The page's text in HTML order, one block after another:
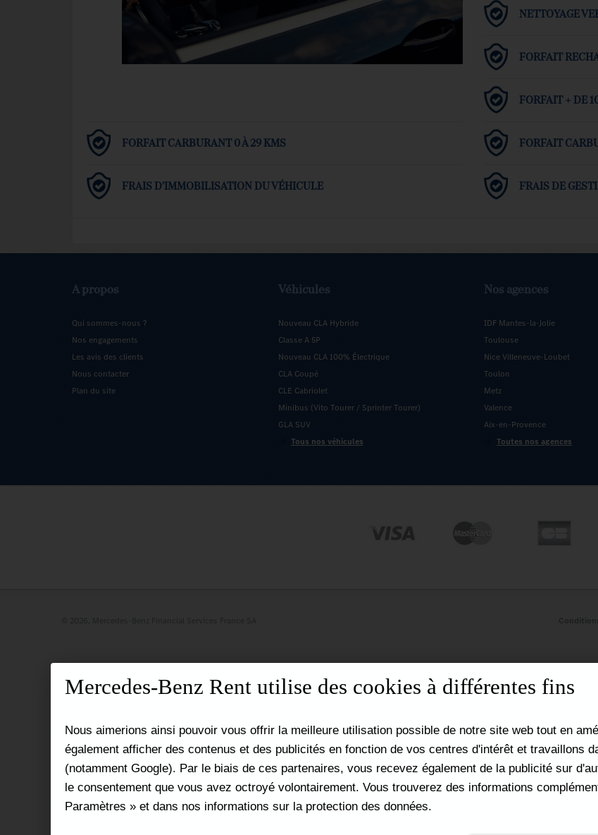
NETTOYAGE
FORFAIT
FORFAIT + DE
FORFAIT CARBURANT 0 À 29 KMS FORFAIT
FRAIS D'IMMOBILISATION DU VÉHICULE FRAIS DE
A propos
Qui sommes-nous ?
Nos engagements
Les avis des clients
Nous contacter
Plan du site
Véhicules
Nouveau CLA Hybride
Classe A 5P
Nouveau CLA 100% Électrique
CLA Coupé
CLE Cabriolet
Minibus (Vito Tourer / Sprinter Tourer)
GLA SUV
Tous nos véhicules
Nos agences
IDF Mantes-la-Jolie
Toulouse
Nice Villeneuve-Loubet
Toulon
Metz
Valence
Aix-en-Provence
Toutes nos agences
Mercedes-Benz Rent utilise des cookies à différentes fins
Nous aimerions ainsi pouvoir vous offrir la meilleure utilisation possible de notre site web tout en
également afficher des contenus et des publicités en fonction de vos centres d'intérêt et travaillons
(notamment Google). Par le biais de ces partenaires, vous recevez également de la publicité sur
le consentement que vous avez octroyé volontairement. Vous trouverez des informations
Paramètres » et dans nos informations sur la protection des données.